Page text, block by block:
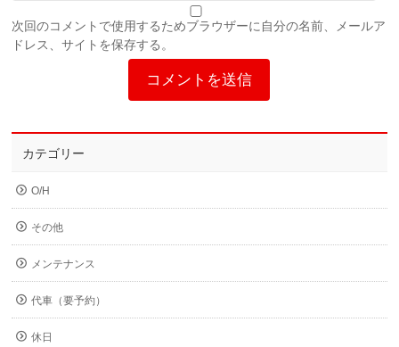
次回のコメントで使用するためブラウザーに自分の名前、メールア
ドレス、サイトを保存する。
カテゴリー
O/H
その他
メンテナンス
代車（要予約）
休日